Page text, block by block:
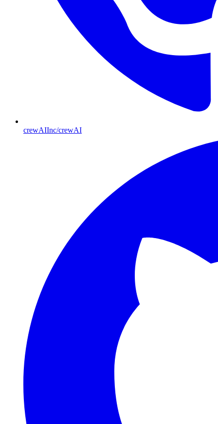
crewAIInc/crewAI